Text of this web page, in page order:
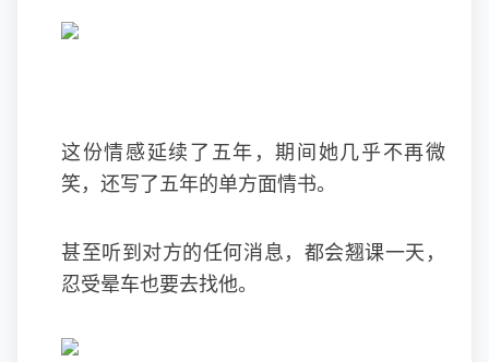
这份情感延续了五年，期间她几乎不再微
笑，还写了五年的单方面情书。
甚至听到对方的任何消息，都会翘课一天，
忍受晕车也要去找他。